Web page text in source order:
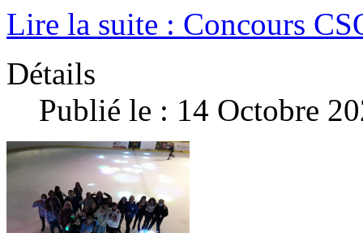
Lire la suite : Concours
Détails
Publié le : 14 Octobre